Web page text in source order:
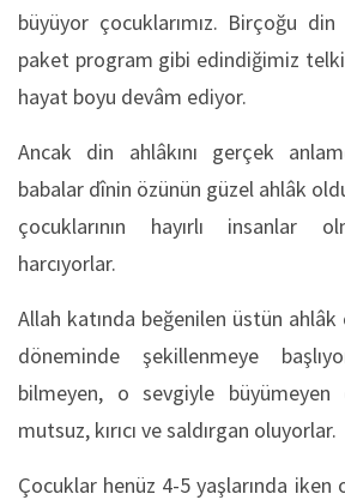
büyüyor çocuklarımız. Birçoğu
paket program gibi edindiğimiz
hayat boyu devâm ediyor.
Ancak din ahlâkını gerçek
babalar dînin özünün güzel ahlâk
çocuklarının hayırlı insanlar
harcıyorlar.
Allah katında beğenilen üstün
döneminde şekillenmeye
bilmeyen, o sevgiyle büyümeyen
mutsuz, kırıcı ve saldırgan oluyorlar.
Çocuklar henüz 4-5 yaşlarında iken